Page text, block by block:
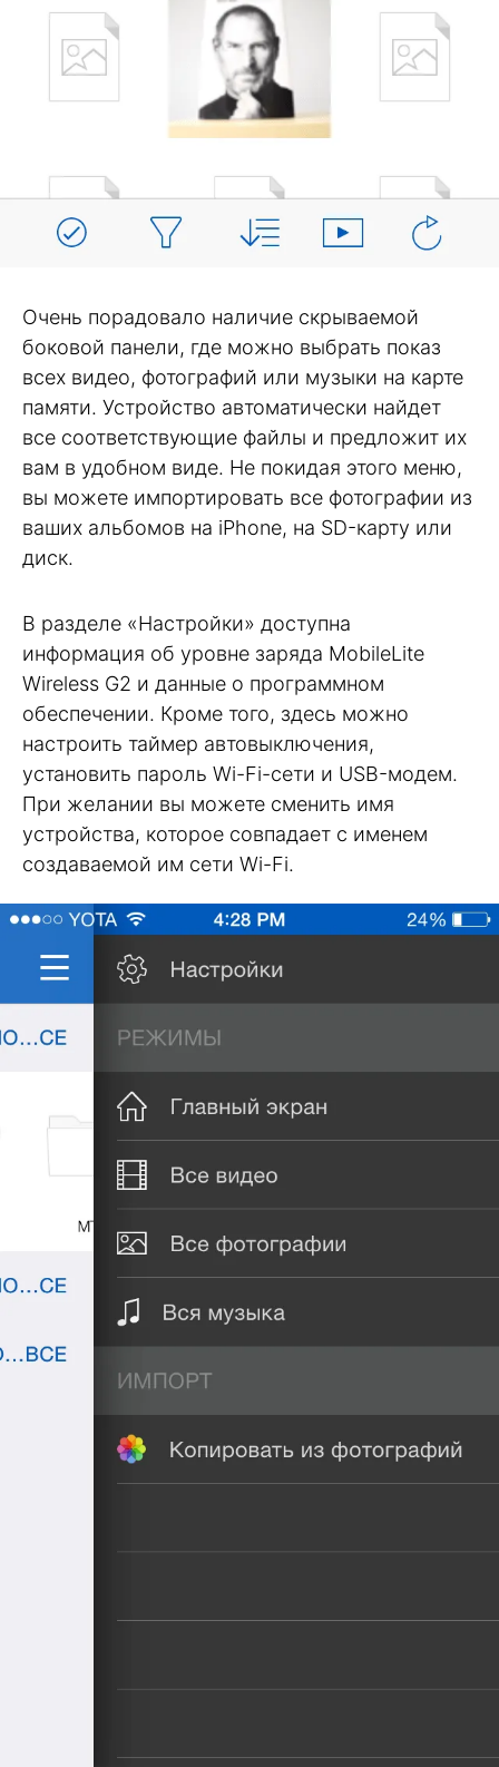
Очень порадовало наличие скрываемой
боковой панели, где можно выбрать показ
всех видео, фотографий или музыки на карте
памяти. Устройство автоматически найдет
все соответствующие файлы и предложит их
вам в удобном виде. Не покидая этого меню,
вы можете импортировать все фотографии из
ваших альбомов на iPhone, на SD-карту или
диск.
В разделе «Настройки» доступна
информация об уровне заряда MobileLite
Wireless G2 и данные о программном
обеспечении. Кроме того, здесь можно
настроить таймер автовыключения,
установить пароль Wi-Fi-ceти и USB-модем.
При желании вы можете сменить имя
устройства, которое совпадает с именем
создаваемой им сети Wi-Fi.